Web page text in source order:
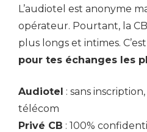
L’audiotel est anonyme
opérateur. Pourtant, la
plus longs et intimes.
pour tes échanges les
Audiotel : sans
télécom
Privé CB : 100%